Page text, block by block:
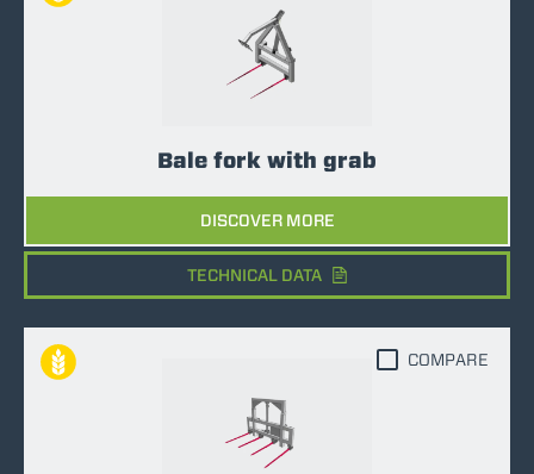
Bale fork with grab
DISCOVER MORE
TECHNICAL DATA
COMPARE